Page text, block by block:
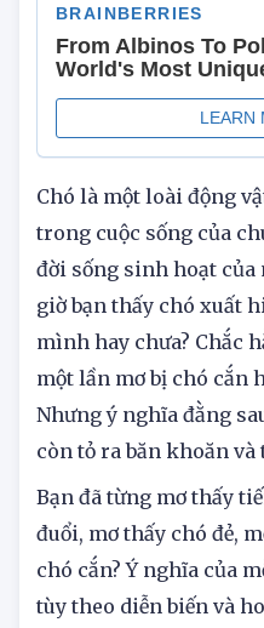
Chó là một loài động
trong cuộc sống của
đời sống sinh hoạt của
giờ bạn thấy chó xuất
mình hay chưa? Chắc
một lần mơ bị chó cắn
Nhưng ý nghĩa đằng
còn tỏ ra băn khoăn và
Bạn đã từng mơ thấy
đuổi, mơ thấy chó đẻ,
chó cắn? Ý nghĩa của